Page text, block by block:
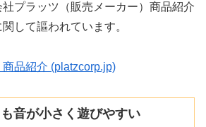
プラッツ（販売メーカー）商品紹介
して謳われています。
品紹介 (platzcorp.jp)
音が小さく遊びやすい